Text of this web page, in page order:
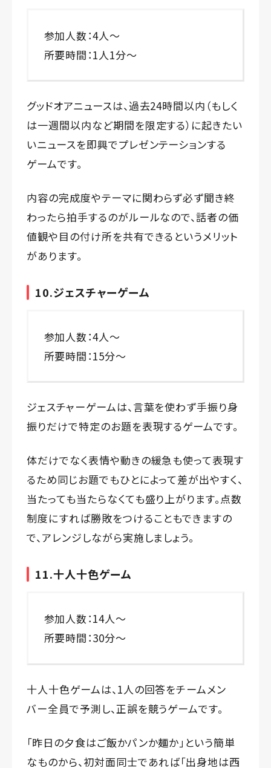
参加人数：4人～
所要時間：1人1分～
グッドオアニュースは、過去24時間以内（もしく
は一週間以内など期間を限定する）に起きたい
いニュースを即興でプレゼンテーションする
ゲームです。
内容の完成度やテーマに関わらず必ず聞き終
わったら拍手するのがルールなので、話者の価
値観や目の付け所を共有できるというメリット
があります。
10.ジェスチャーゲーム
参加人数：4人～
所要時間：15分～
ジェスチャーゲームは、言葉を使わず手振り身
振りだけで特定のお題を表現するゲームです。
体だけでなく表情や動きの緩急も使って表現す
るため同じお題でもひとによって差が出やすく、
当たっても当たらなくても盛り上がります。点数
制度にすれば勝敗をつけることもできますの
で、アレンジしながら実施しましょう。
11.十人十色ゲーム
参加人数：14人～
所要時間：30分～
十人十色ゲームは、1人の回答をチームメン
バー全員で予測し、正誤を競うゲームです。
「昨日の夕食はご飯かパンか麺か」という簡単
なものから、初対面同士であれば「出身地は西